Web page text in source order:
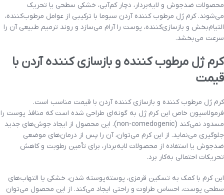
محصولات ضدجوش و لایه‌بردار، دچار کم‌آبی، خشکی سطحی یا تحریک
می‌شوند. کرم ژل مرطوب کننده آردن سبوما با ترکیبی از عوامل مرطوب‌کننده،
التیام‌بخش و بازسازی‌کننده، پوست را آرام می‌سازد و روند ترمیم طبیعی آن را
سرعت می‌بخشد.
کرم ژل مرطوب کننده و بازسازی کننده آردن با
قیمت
کرم ژل مرطوب کننده و بازسازی کننده آردن با قیمت مناسب است.
فرمولاسیون خاص این کرم ژل به گونه‌ای طراحی شده است که منافذ پوست را
مسدود نمی‌کند (non-comedogenic). این محصول از ایجاد جوش‌های جدید
جلوگیری می‌نماید. از این کرم می‌توان، آن را پس از درمان‌های موضعی
ضدجوش یا استفاده از محصولات لایه‌بردار، برای تأمین رطوبت و کاهش
تحریکات احتمالی به‌کار برد.
این کرم با کمک به تسکین قرمزی، پوسته‌پوسته شدن، خشکی یا التهاب‌های
سطحی پوست، احساس طراوت و راحتی ایجاد می‌کند. از این محصول می‌توان